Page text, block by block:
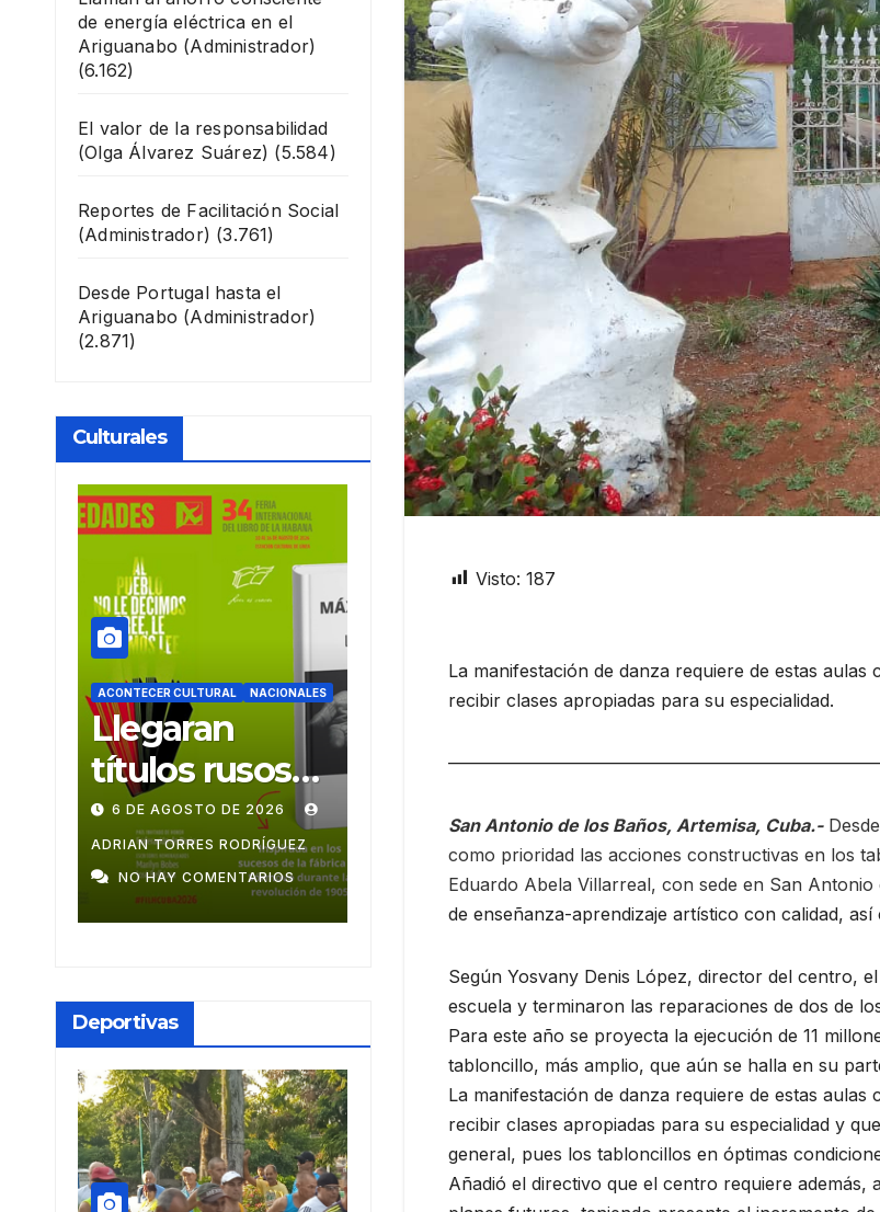
de energía eléctrica en el
Ariguanabo (Administrador)
(6.162)
El valor de la responsabilidad
(Olga Álvarez Suárez) (5.584)
Reportes de Facilitación Social
(Administrador) (3.761)
Desde Portugal hasta el
Ariguanabo (Administrador)
(2.871)
Culturales
NACIONALES
RODRÍGUEZ
ACONTECER CULTURAL
Ballet Laura
Alonso
emprende
gira
centroameric
ana
28 DE JULIO DE 2026
ADRIAN TORRES RODRÍGUEZ
NO HAY COMENTARIOS
ACONTECER CULTURAL
monotipia
MEYLIN PÉREZ GUZMÁN
NO HAY COMENTARIOS
ACONTECER CULTURAL
tos escritor
e en Casas
s
MEYLIN PÉREZ GUZMÁN
NO HAY COMENTARIOS
Deportivas
Visto: 187
La manifestación de danza requiere de estas
recibir clases apropiadas para su especialidad.
San Antonio de los Baños, Artemisa, Cuba.-
como prioridad las acciones constructivas en los
Eduardo Abela Villarreal, con sede en San Antonio
de enseñanza-aprendizaje artístico con calidad,
Según Yosvany Denis López, director del centro,
escuela y terminaron las reparaciones de dos de
Para este año se proyecta la ejecución de 11
tabloncillo, más amplio, que aún se halla en su
La manifestación de danza requiere de estas
recibir clases apropiadas para su especialidad y
general, pues los tabloncillos en óptimas
Añadió el directivo que el centro requiere